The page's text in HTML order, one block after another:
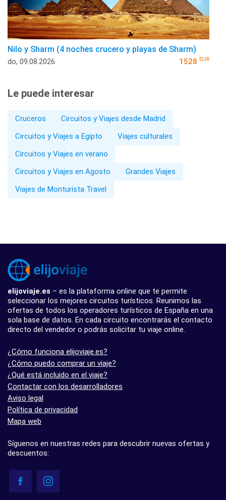
Nilo y Sharm (4 noches crucero y playas de Sharm)
do, 09.08.2026 1528 EUR
Le puede interesar
Cruceros
Circuitos y Viajes desde Madrid
Circuitos y Viajes a Egipto
Viajes culturales
Circuitos y Viajes en verano
Circuitos y Viajes en Agosto
Grandes Viajes
Viajes de Monturista Travel
elijoviaje.es – es la plataforma online que te permite
seleccionar los mejores circuitos turísticos. Reunimos las
ofertas de todos los operadores turísticos de España en una
sola base de datos. En cada circuito encontrarás el contacto
directo del vendedor o podrás solicitar tu viaje online.
¿Cómo funciona elijoviaje.es?
¿Cómo puedo comprar un viaje?
¿Qué está incluido en el viaje?
Contactar con los desarrolladores
Aviso legal
Política de privacidad
Mapa web
Síguenos en nuestras redes para descubrir nuevas ofertas y
descuentos: